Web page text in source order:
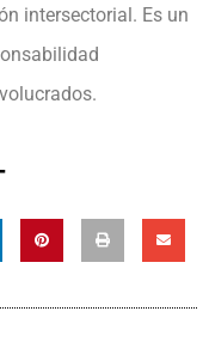
intersectorial. Es un